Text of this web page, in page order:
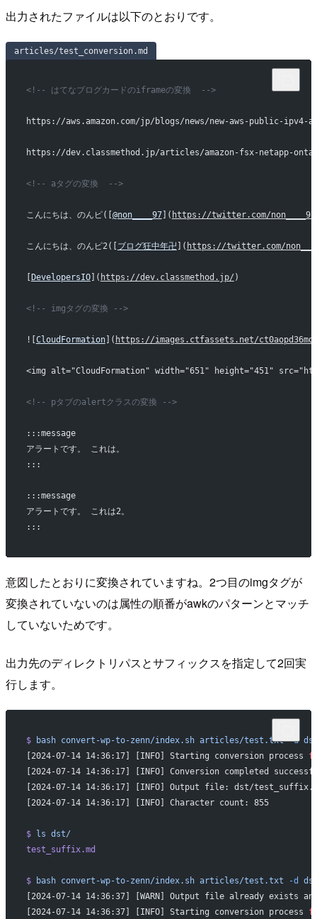
出力されたファイルは以下のとおりです。
articles/test_conversion.md
<!-- はてなブログカードのiframeの変換  -->
https://aws.amazon.com/jp/blogs/news/new-aws-public-
https://dev.classmethod.jp/articles/amazon-fsx-netapp-
<!-- aタグの変換  -->
こんにちは、のんピ([@non____97]( https://twitter.com/non____97
こんにちは、のんピ2([ブログ狂中年卍 ]( https://twitter.com/
[DevelopersIO]( https://dev.classmethod.jp/ )
<!-- imgタグの変換 -->
![CloudFormation]( https://images.ctfassets.net/ct0aopd36mqt/
<img alt="CloudFormation" width="651" height="451"
<!-- pタブのalertクラスの変換 -->
:::message
アラートです。 これは。
:::
:::message
アラートです。 これは2。
:::
意図したとおりに変換されていますね。2つ目のimgタグが
変換されていないのは属性の順番がawkのパターンとマッチ
していないためです。
出力先のディレクトリパスとサフィックスを指定して2回実
行します。
$ bash convert-wp-to-zenn/index.sh articles/test.txt -d
[2024-07-14 14:36:17] [INFO] Starting conversion process
[2024-07-14 14:36:17] [INFO] Conversion completed
[2024-07-14 14:36:17] [INFO] Output file: dst/
[2024-07-14 14:36:17] [INFO] Character count: 855
$ ls dst/
test_suffix.md
$ bash convert-wp-to-zenn/index.sh articles/test.txt -d
[2024-07-14 14:36:37] [WARN] Output file already exists
[2024-07-14 14:36:37] [INFO] Starting conversion process